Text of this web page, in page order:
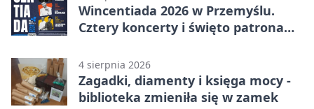
Wincentiada 2026 w Przemyślu.
Cztery koncerty i święto patrona
4 sierpnia 2026
Zagadki, diamenty i księga mocy -
biblioteka zmieniła się w zamek